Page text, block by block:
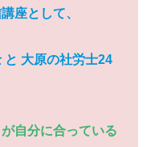
座として、
と 大原の社労士24
自分に合っている